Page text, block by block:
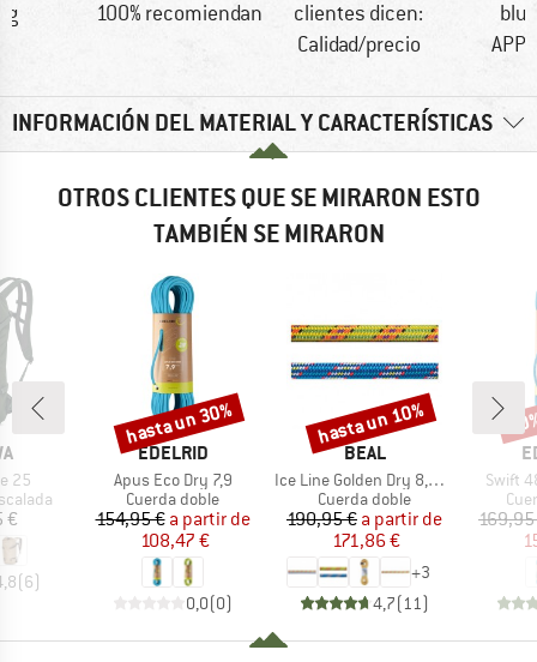
g 100% recomiendan
clientes dicen:
Calidad/precio
INFORMACIÓN DEL MATERIAL Y CARACTERÍSTICAS
OTROS CLIENTES QUE SE MIRARON ESTO
TAMBIÉN SE MIRARON
25
€
(6)
MARCA
EDELRID
Artículo
Apus Eco Dry 7,9
Product group
Cuerda doble
Precio
154,95 € Precio reducido
a partir de
108,47 €
0,0(0)
Descuento
hasta un 30%
MARCA
BEAL
Artículo
Ice Line Golden Dry 8,1 mm
Product group
Cuerda doble
Precio
190,95 € Precio reducido
a partir de
171,86 €
+3
4,7(11 )
Descuento
hasta un 10%
Artículo
Swift